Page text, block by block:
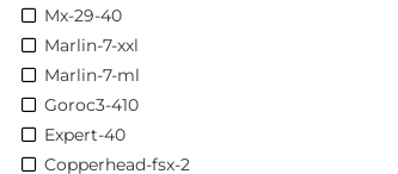
Mx-29-40
Marlin-7-xxl
Marlin-7-ml
Goroc3-410
Expert-40
Copperhead-fsx-2